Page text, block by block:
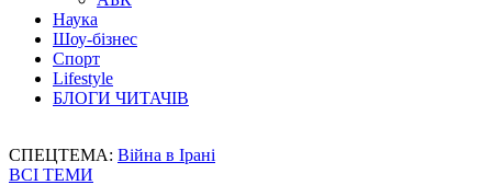
Наука
Шоу-бізнес
Спорт
Lifestyle
БЛОГИ ЧИТАЧІВ
СПЕЦТЕМА: Війна в Ірані
ВСІ ТЕМИ